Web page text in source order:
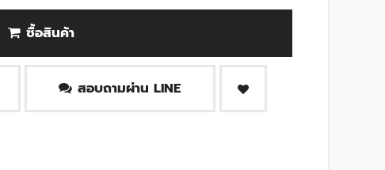
ซื้อสินค้า
สอบถามผ่าน LINE